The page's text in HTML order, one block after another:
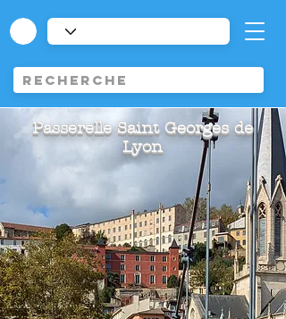
Passerelle Saint Georges de
Lyon